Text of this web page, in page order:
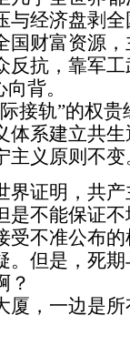
与经济盘剥
国财富资源
反抗，靠军
背。
接轨”的权
体系建立共
主义原则不变
界证明，共
是不能保证
受不准公布
。但是，死
？
厦，一边是